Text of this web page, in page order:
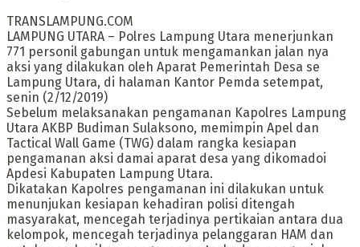
TRANSLAMPUNG.COM
LAMPUNG UTARA – Polres Lampung Utara menerjunkan
771 personil gabungan untuk mengamankan jalan nya
aksi yang dilakukan oleh Aparat Pemerintah Desa se
Lampung Utara, di halaman Kantor Pemda setempat,
senin (2/12/2019)
Sebelum melaksanakan pengamanan Kapolres Lampung
Utara AKBP Budiman Sulaksono, memimpin Apel dan
Tactical Wall Game (TWG) dalam rangka kesiapan
pengamanan aksi damai aparat desa yang dikomadoi
Apdesi Kabupaten Lampung Utara.
Dikatakan Kapolres pengamanan ini dilakukan untuk
menunjukan kesiapan kehadiran polisi ditengah
masyarakat, mencegah terjadinya pertikaian antara dua
kelompok, mencegah terjadinya pelanggaran HAM dan